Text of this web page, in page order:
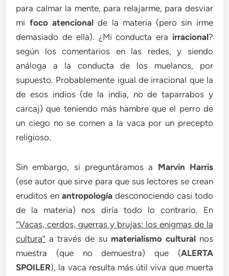
para calmar la mente, para relajarme, para desviar
mi foco atencionalde la materia (pero sin irme
demasiado de ella). ¿Mi conducta era irracional?
según los comentarios en las redes, y siendo
análoga a la conducta de los muelanos, por
supuesto. Probablemente igual de irracional que la
de esos indios (de la india, no de taparrabos y
carcaj) que teniendo más hambre que el perro de
un ciego no se comen a la vaca por un precepto
religioso.
Sin embargo, si preguntáramos a Marvin Harris
(ese autor que sirve para que sus lectores se crean
eruditos enantropología desconociendo casi todo
de la materia) nos diría todo lo contrario. En
“Vacas, cerdos, guerras y brujas: los enigmas de la
cultura” a través de su materialismo culturalnos
muestra (que no demuestra) que (ALERTA
SPOILER), la vaca resulta más útil viva que muerta